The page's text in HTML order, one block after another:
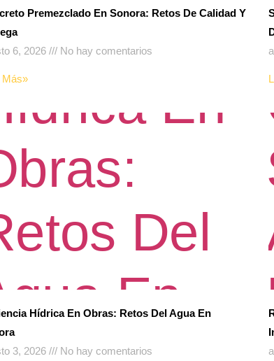
Premezclado En Sonora: Retos De Calidad Y
6, 2026
No hay comentarios
Más»
Hídrica En Obras: Retos Del Agua En
3, 2026
No hay comentarios